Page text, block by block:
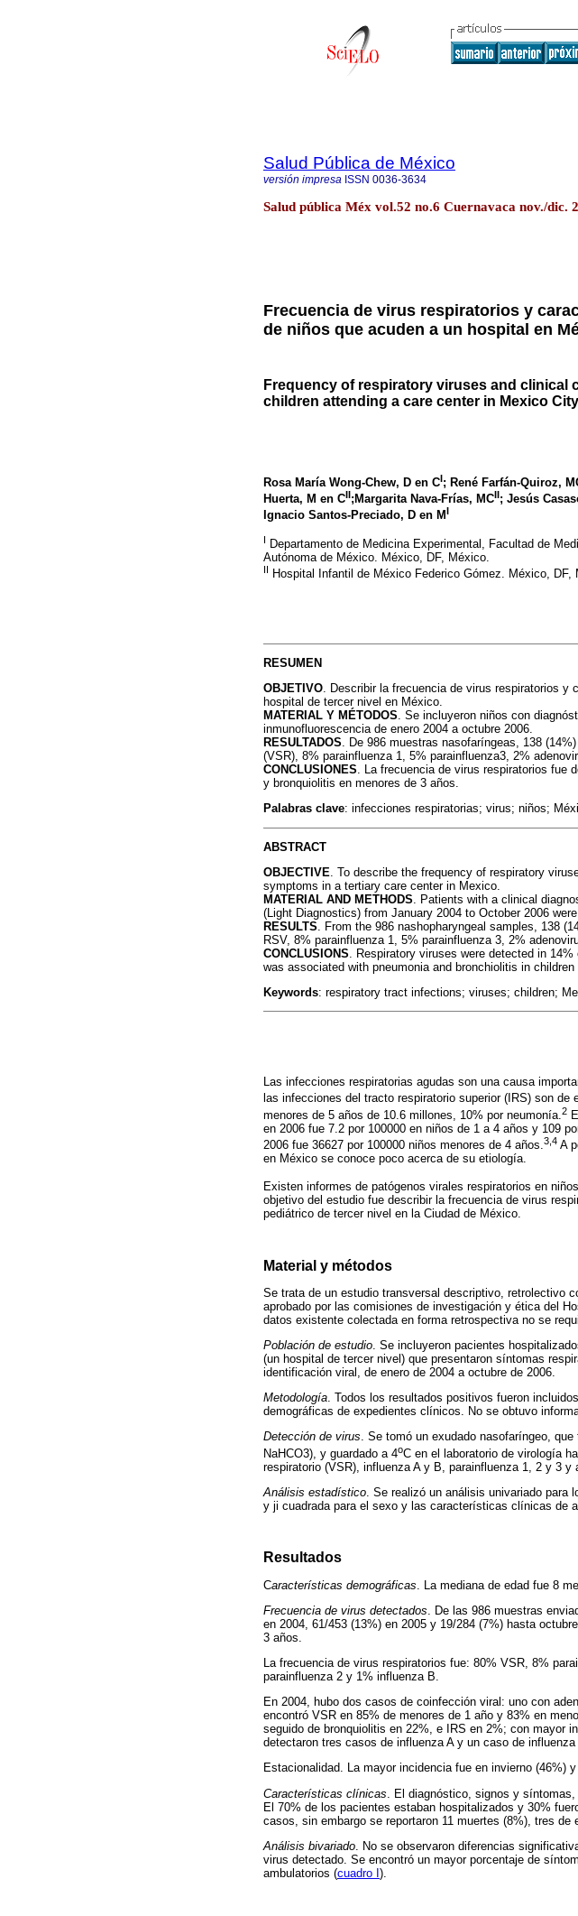
Salud Pública de México
versión impresa ISSN 0036-3634
Salud pública Méx vol.52 no.6 Cuernavaca nov./dic.
Frecuencia de virus respiratorios y
de niños que acuden a un hospital en
Frequency of respiratory viruses and clinical
children attending a care center in Mexico
Rosa María Wong-Chew, D en CI; René Farfán-Quiroz,
Huerta, M en CII;Margarita Nava-Frías, MCII; Jesús
Ignacio Santos-Preciado, D en MI
I Departamento de Medicina Experimental, Facultad de
Autónoma de México. México, DF, México.
II Hospital Infantil de México Federico Gómez. México, DF,
RESUMEN
OBJETIVO. Describir la frecuencia de virus respiratorios
hospital de tercer nivel en México.
MATERIAL Y MÉTODOS. Se incluyeron niños con
inmunofluorescencia de enero 2004 a octubre 2006.
RESULTADOS. De 986 muestras nasofaríngeas, 138
(VSR), 8% parainfluenza 1, 5% parainfluenza3, 2%
CONCLUSIONES. La frecuencia de virus respiratorios fue
y bronquiolitis en menores de 3 años.
Palabras clave: infecciones respiratorias; virus; niños;
ABSTRACT
OBJECTIVE . To describe the frequency of respiratory
symptoms in a tertiary care center in Mexico.
MATERIAL AND METHODS . Patients with a clinical
(Light Diagnostics) from January 2004 to October 2006 were
RESULTS . From the 986 nashopharyngeal samples, 138
RSV, 8% parainfluenza 1, 5% parainfluenza 3, 2%
CONCLUSIONS . Respiratory viruses were detected in
was associated with pneumonia and bronchiolitis in children
Keywords: respiratory tract infections; viruses; children;
Las infecciones respiratorias agudas son una causa
las infecciones del tracto respiratorio superior (IRS) son de
menores de 5 años de 10.6 millones, 10% por neumonía. 2
en 2006 fue 7.2 por 100000 en niños de 1 a 4 años y 109
2006 fue 36627 por 100000 niños menores de 4 años. 3,4 A
en México se conoce poco acerca de su etiología.
Existen informes de patógenos virales respiratorios en
objetivo del estudio fue describir la frecuencia de virus
pediátrico de tercer nivel en la Ciudad de México.
Material y métodos
Se trata de un estudio transversal descriptivo, retrolectivo
aprobado por las comisiones de investigación y ética del
datos existente colectada en forma retrospectiva no se
Población de estudio. Se incluyeron pacientes
(un hospital de tercer nivel) que presentaron síntomas
identificación viral, de enero de 2004 a octubre de 2006.
Metodología. Todos los resultados positivos fueron
demográficas de expedientes clínicos. No se obtuvo
Detección de virus. Se tomó un exudado nasofaríngeo,
NaHCO3), y guardado a 4oC en el laboratorio de virología
respiratorio (VSR), influenza A y B, parainfluenza 1, 2 y 3
Análisis estadístico. Se realizó un análisis univariado
y ji cuadrada para el sexo y las características clínicas de
Resultados
Características demográficas . La mediana de edad fue 8
Frecuencia de virus detectados . De las 986 muestras
en 2004, 61/453 (13%) en 2005 y 19/284 (7%) hasta
3 años.
La frecuencia de virus respiratorios fue: 80% VSR, 8%
parainfluenza 2 y 1% influenza B.
En 2004, hubo dos casos de coinfección viral: uno con
encontró VSR en 85% de menores de 1 año y 83% en
seguido de bronquiolitis en 22%, e IRS en 2%; con mayor
detectaron tres casos de influenza A y un caso de
Estacionalidad. La mayor incidencia fue en invierno (46%)
Características clínicas . El diagnóstico, signos y
El 70% de los pacientes estaban hospitalizados y 30%
casos, sin embargo se reportaron 11 muertes (8%), tres de
Análisis bivariado . No se observaron diferencias
virus detectado. Se encontró un mayor porcentaje de
ambulatorios (cuadro I).